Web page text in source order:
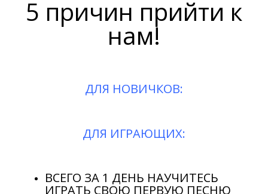
5 причин прийти к
нам!
ДЛЯ НОВИЧКОВ:
ДЛЯ ИГРАЮЩИХ:
ВСЕГО ЗА 1 ДЕНЬ НАУЧИТЕСЬ
ИГРАТЬ СВОЮ ПЕРВУЮ ПЕСНЮ